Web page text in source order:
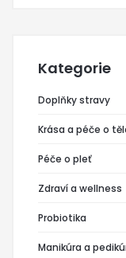
Kategorie
Doplňky stravy
Krása a péče o
Péče o pleť
Zdraví a wellness
Probiotika
Manikúra a